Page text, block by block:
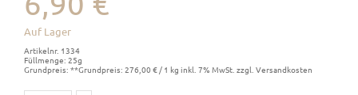
Auf Lager
Artikelnr. 1334
Füllmenge: 25g
Grundpreis: **Grundpreis: 276,00 € / 1 kg inkl. 7% MwSt. zzgl. Versandkosten